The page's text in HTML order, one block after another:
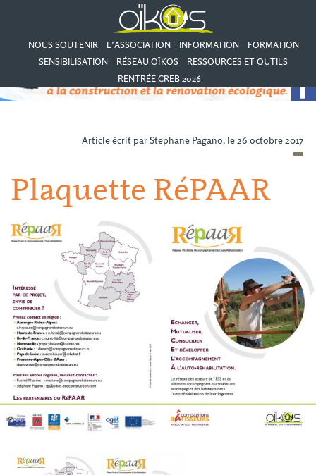
NOUS SOUTENIR L’ASSOCIATION INFORMATION
FORMATION
SENSIBILISATION
RÉSEAU OÏKOS
RESSOURCES ET OUTILS
RENTRÉE CREB 2026
Article écrit par Stephane Pagano, le 26 octobre 2017
Plaquette RéPAAR